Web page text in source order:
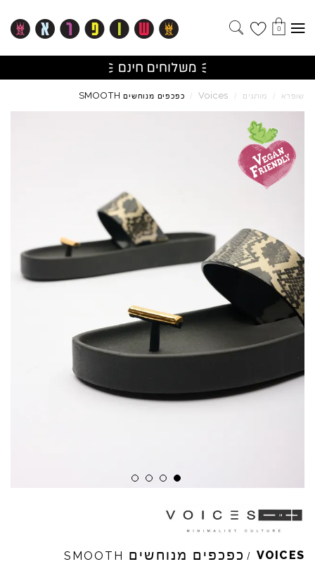
0
שופרא / מותגים /
Voices
/ כפכפים מנוחשים SMOOTH
VOICES
/ כפכפים מנוחשים SMOOTH